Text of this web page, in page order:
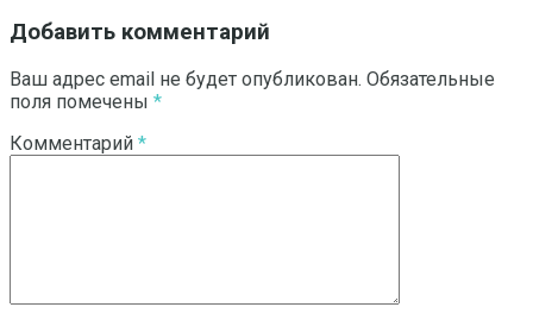
Добавить комментарий
Ваш адрес email не будет опубликован. Обязательные
поля помечены *
Комментарий *